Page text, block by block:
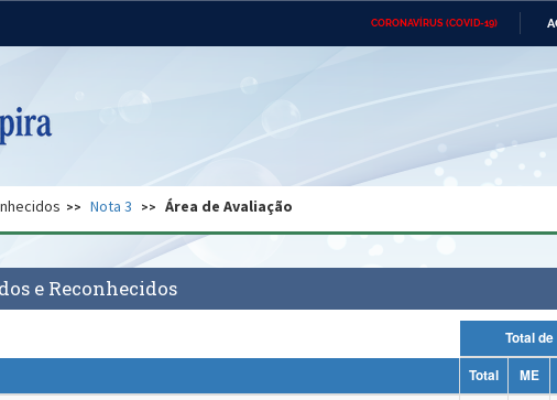
CORONAVÍRUS (COVID-19)
Ministério
Ministério do Desenvolvimento
Regional
Gabinete de Segurança Advocacia-Geral da União Banco
Nota 3 Área de Avaliação
e Reconhecidos
Total ME